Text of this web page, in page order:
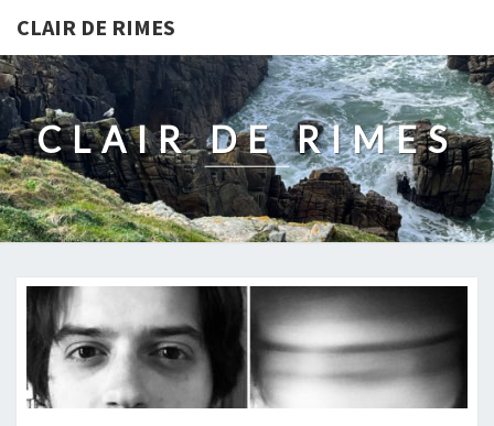
CLAIR DE RIMES
CLAIR DE RIMES